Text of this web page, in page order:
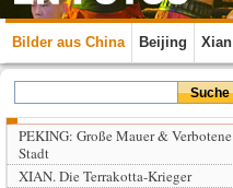
Bilder aus China Beijing Xian
PEKING: Große Mauer & Verbotene
Stadt
XIAN. Die Terrakotta-Krieger